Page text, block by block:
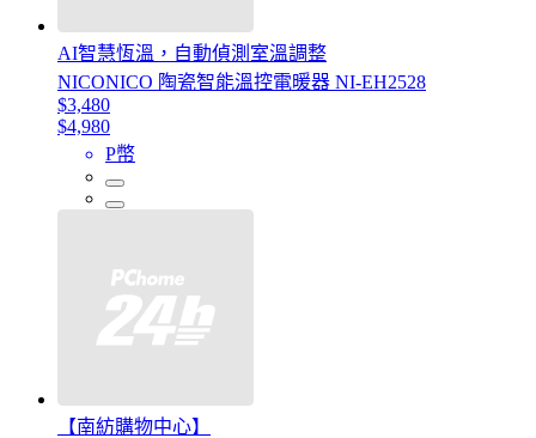
AI智慧恆溫，自動偵測室溫調整
NICONICO 陶瓷智能溫控電暖器 NI-EH2528
$3,480
$4,980
P幣
【南紡購物中心】